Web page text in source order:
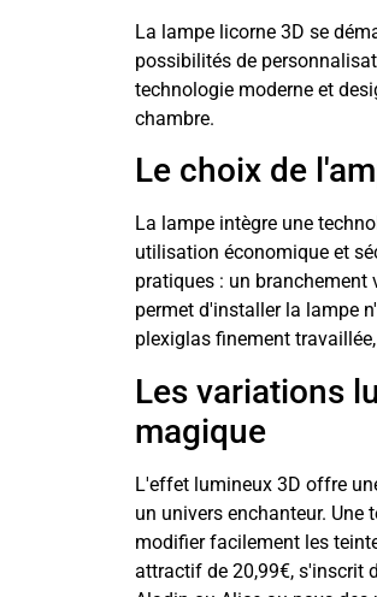
La lampe licorne 3D se
possibilités de
technologie moderne et
chambre.
Le choix de
La lampe intègre une
utilisation économique et
pratiques : un branchement
permet d'installer la lampe
plexiglas finement
Les variations
magique
L'effet lumineux 3D offre
un univers enchanteur.
modifier facilement les
attractif de 20,99€, s'inscrit